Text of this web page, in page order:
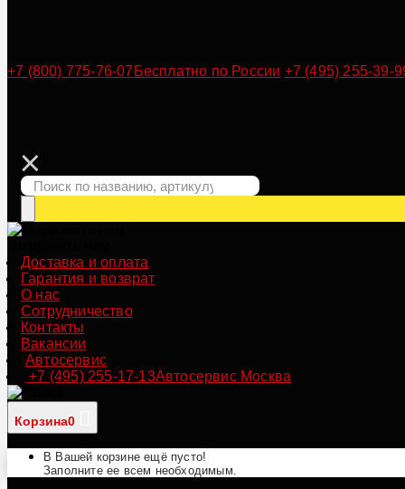
+7 (800) 775-76-07 Бесплатно по России +7 (495) 255-39-
Доставка и оплата
Гарантия и возврат
О нас
Сотрудничество
Контакты
Вакансии
Автосервис
+7 (495) 255-17-13Автосервис Москва
Корзина0
В Вашей корзине ещё пусто!
Заполните ее всем необходимым.